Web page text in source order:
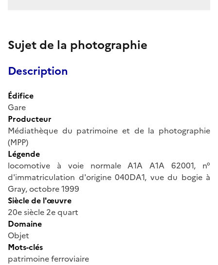
Sujet de la photographie
Description
Édifice
Gare
Producteur
Médiathèque du patrimoine et de la photographie
(MPP)
Légende
locomotive à voie normale A1A A1A 62001, n°
d'immatriculation d'origine 040DA1, vue du bogie à
Gray, octobre 1999
Siècle de l'œuvre
20e siècle 2e quart
Domaine
Objet
Mots-clés
patrimoine ferroviaire